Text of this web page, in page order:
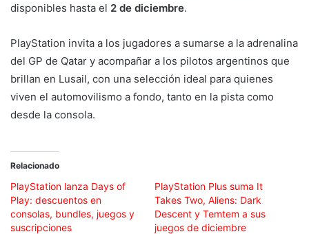
disponibles hasta el 2 de diciembre.
PlayStation invita a los jugadores a sumarse a la adrenalina
del GP de Qatar y acompañar a los pilotos argentinos que
brillan en Lusail, con una selección ideal para quienes
viven el automovilismo a fondo, tanto en la pista como
desde la consola.
Relacionado
PlayStation lanza Days of
Play: descuentos en
consolas, bundles, juegos y
suscripciones
PlayStation Plus suma It
Takes Two, Aliens: Dark
Descent y Temtem a sus
juegos de diciembre